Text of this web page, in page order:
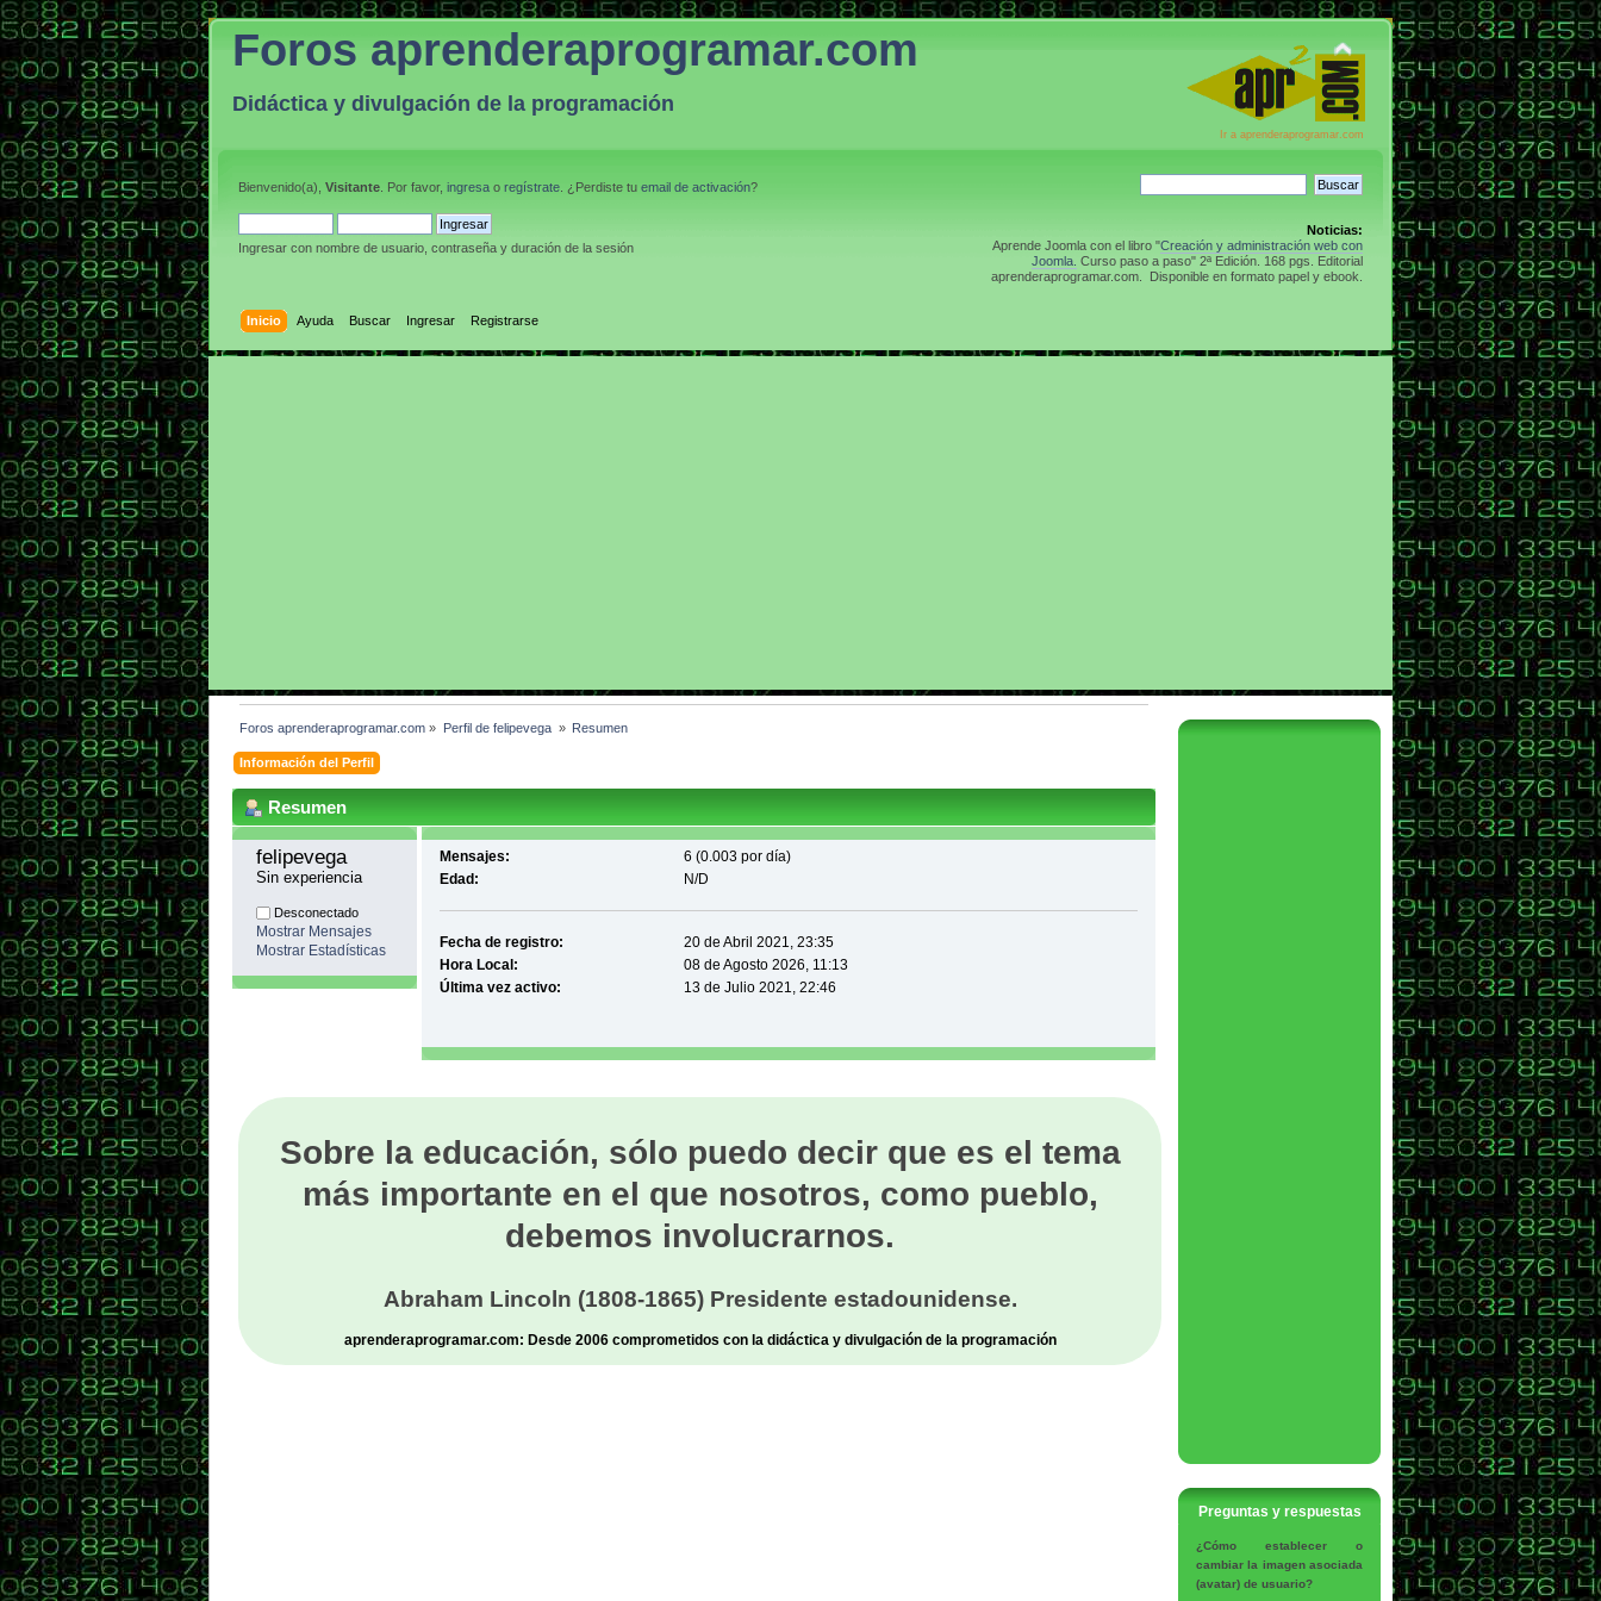
Foros aprenderaprogramar.com
Didáctica y divulgación de la programación
Ir a aprenderaprogramar.com
Bienvenido(a), Visitante . Por favor, ingresa o regístrate . ¿Perdiste tu email de activación?
Ingresar con nombre de usuario, contraseña y duración de la sesión
Noticias:
Aprende Joomla con el libro "Creación y administración web con
Joomla. Curso paso a paso" 2ª Edición. 168 pgs. Editorial
aprenderaprogramar.com. Disponible en formato papel y ebook.
Inicio Ayuda Buscar Ingresar Registrarse
Foros aprenderaprogramar.com » Perfil de felipevega » Resumen
Información del Perfil
Resumen
felipevega
Sin experiencia
Desconectado
Mostrar Mensajes
Mostrar Estadísticas
Mensajes:
6 (0.003 por día)
Edad:
N/D
Fecha de registro:
20 de Abril 2021, 23:35
Hora Local:
08 de Agosto 2026, 11:13
Última vez activo:
13 de Julio 2021, 22:46
Sobre la educación, sólo puedo decir que es el tema
más importante en el que nosotros, como pueblo,
debemos involucrarnos.
Abraham Lincoln (1808-1865) Presidente estadounidense.
aprenderaprogramar.com: Desde 2006 comprometidos con la didáctica y divulgación de la programación
Preguntas y respuestas
¿Cómo establecer o
cambiar la imagen asociada
(avatar) de usuario?